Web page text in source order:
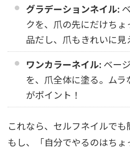
グラデーションネイル:
クを、爪の先にだけち
品だし、爪もきれいに見
ワンカラーネイル: ベー
を、爪全体に塗る。ム
がポイント！
これなら、セルフネイルでも
もし、「自分でやるのはちょ